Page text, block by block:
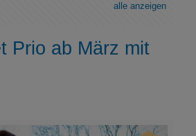
alle anzeigen
Prio ab März mit